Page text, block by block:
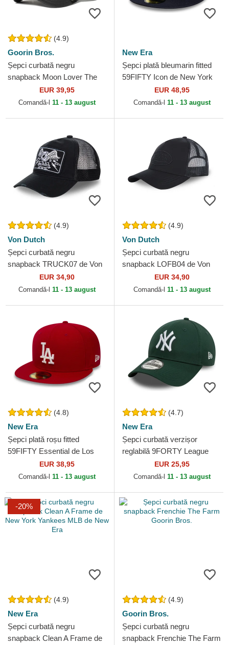
(4.9)
Goorin Bros.
Șepci curbată negru
snapback Moon Lover The
Farm Goorin Bros.
EUR 39,95
Comandă-l 11 - 13 august
New Era
Șepci plată bleumarin fitted
59FIFTY Icon de New York
Yankees MLB de New Era
EUR 48,95
Comandă-l 11 - 13 august
(4.9)
Von Dutch
Șepci curbată negru
snapback TRUCK07 de Von
EUR 34,90
Comandă-l 11 - 13 august
(4.9)
Von Dutch
Șepci curbată negru
snapback LOFB04 de Von
EUR 34,90
Comandă-l 11 - 13 august
(4.8)
New Era
Șepci plată roșu fitted
59FIFTY Essential de Los
Angeles Dodgers MLB de
New Era
EUR 38,95
Comandă-l 11 - 13 august
(4.7)
New Era
Șepci curbată verzișor
reglabilă 9FORTY League
Essential de New York
Yankees MLB de New Era
EUR 25,95
Comandă-l 11 - 13 august
-20%
(4.9)
New Era
Șepci curbată negru
snapback Clean A Frame de
(4.9)
Goorin Bros.
Șepci curbată negru
snapback Frenchie The Farm